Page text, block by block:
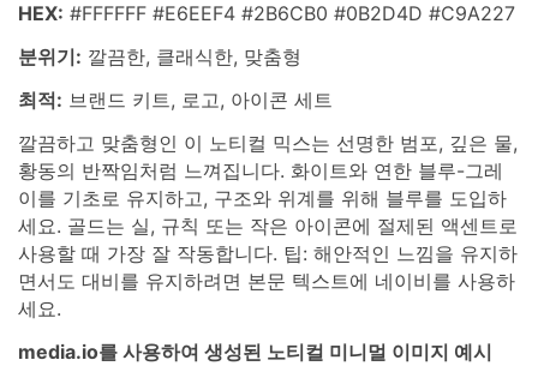
HEX: #FFFFFF #E6EEF4 #2B6CB0 #0B2D4D #C9A227
분위기: 깔끔한, 클래식한, 맞춤형
최적: 브랜드 키트, 로고, 아이콘 세트
깔끔하고 맞춤형인 이 노티컬 믹스는 선명한 범포, 깊은 물,
황동의 반짝임처럼 느껴집니다. 화이트와 연한 블루-그레
이를 기초로 유지하고, 구조와 위계를 위해 블루를 도입하
세요. 골드는 실, 규칙 또는 작은 아이콘에 절제된 액센트로
사용할 때 가장 잘 작동합니다. 팁: 해안적인 느낌을 유지하
면서도 대비를 유지하려면 본문 텍스트에 네이비를 사용하
세요.
media.io를 사용하여 생성된 노티컬 미니멀 이미지 예시